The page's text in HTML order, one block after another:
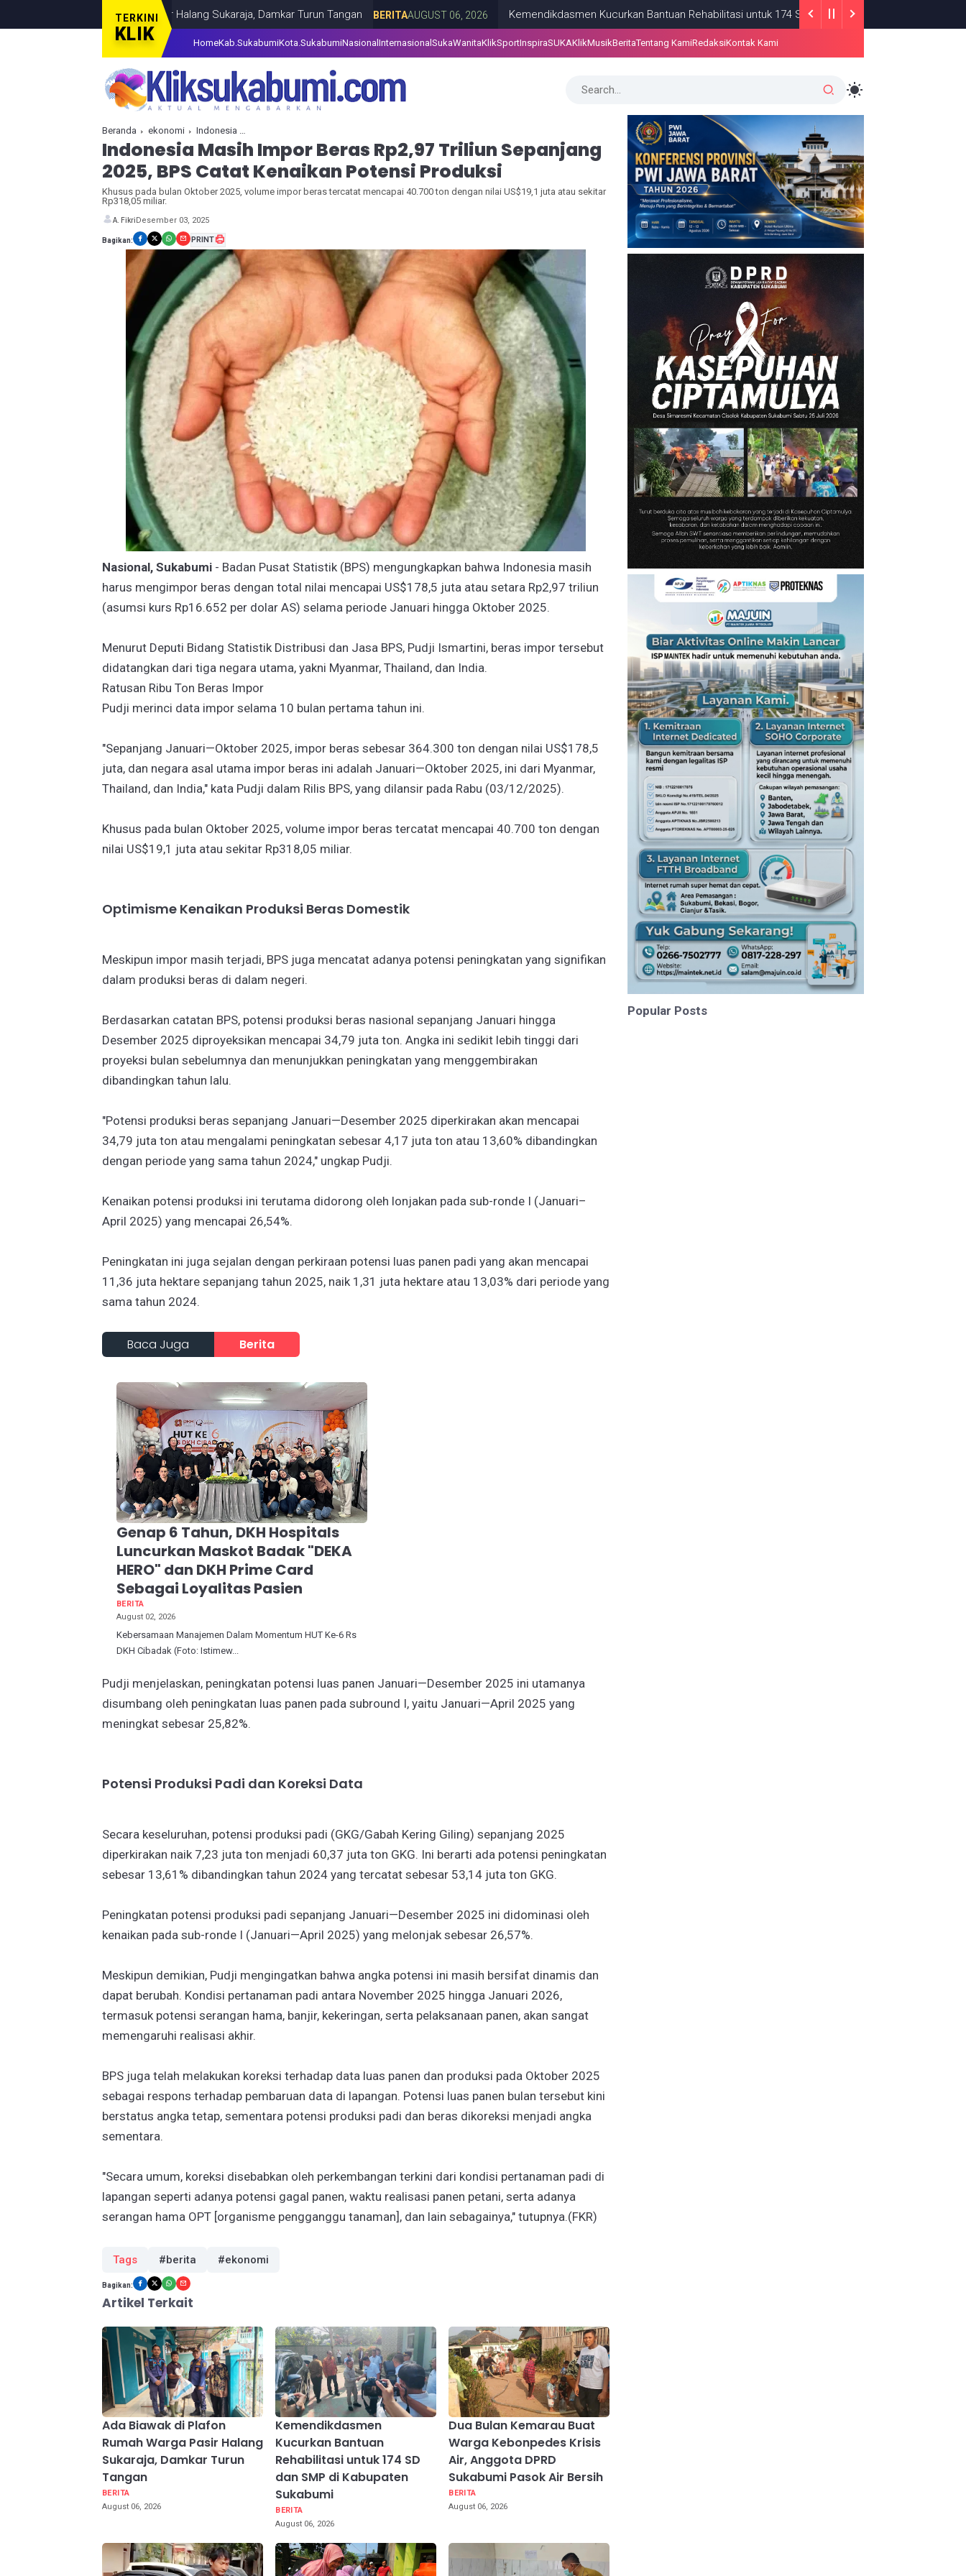
TERKINI
KLIK
Rumah Warga Pasir Halang Sukaraja, Damkar Turun Tangan BERITAAUGUST 06, 2026 Kemendikdasmen Kucurkan Bantuan Rehabilitasi untuk 174 SD dan SMP di Kabupaten Sukabumi
HomeKab.SukabumiKota.SukabumiNasional Internasional SukaWanitaKlikSportInspiraSUKAKlikMusikBeritaTentang KamiRedaksiKontak Kami
Beranda ekonomi Indonesia Masih Impor Beras Rp2,97 Triliun Sepanjang 2025, BPS Catat Kenaikan Potensi Produksi
Indonesia Masih Impor Beras Rp2,97 Triliun Sepanjang
2025, BPS Catat Kenaikan Potensi Produksi
Khusus pada bulan Oktober 2025, volume impor beras tercatat mencapai 40.700 ton dengan nilai US$19,1 juta atau sekitar
Rp318,05 miliar.
A. FikriDesember 03, 2025
Bagikan: PRINT
Nasional, Sukabumi - Badan Pusat Statistik (BPS) mengungkapkan bahwa Indonesia masih
harus mengimpor beras dengan total nilai mencapai US$178,5 juta atau setara Rp2,97 triliun
(asumsi kurs Rp16.652 per dolar AS) selama periode Januari hingga Oktober 2025.
Menurut Deputi Bidang Statistik Distribusi dan Jasa BPS, Pudji Ismartini, beras impor tersebut
didatangkan dari tiga negara utama, yakni Myanmar, Thailand, dan India.
Ratusan Ribu Ton Beras Impor
Pudji merinci data impor selama 10 bulan pertama tahun ini.
"Sepanjang Januari—Oktober 2025, impor beras sebesar 364.300 ton dengan nilai US$178,5
juta, dan negara asal utama impor beras ini adalah Januari—Oktober 2025, ini dari Myanmar,
Thailand, dan India," kata Pudji dalam Rilis BPS, yang dilansir pada Rabu (03/12/2025).
Khusus pada bulan Oktober 2025, volume impor beras tercatat mencapai 40.700 ton dengan
nilai US$19,1 juta atau sekitar Rp318,05 miliar.
Optimisme Kenaikan Produksi Beras Domestik
Meskipun impor masih terjadi, BPS juga mencatat adanya potensi peningkatan yang signifikan
dalam produksi beras di dalam negeri.
Berdasarkan catatan BPS, potensi produksi beras nasional sepanjang Januari hingga
Desember 2025 diproyeksikan mencapai 34,79 juta ton. Angka ini sedikit lebih tinggi dari
proyeksi bulan sebelumnya dan menunjukkan peningkatan yang menggembirakan
dibandingkan tahun lalu.
"Potensi produksi beras sepanjang Januari—Desember 2025 diperkirakan akan mencapai
34,79 juta ton atau mengalami peningkatan sebesar 4,17 juta ton atau 13,60% dibandingkan
dengan periode yang sama tahun 2024," ungkap Pudji.
Kenaikan potensi produksi ini terutama didorong oleh lonjakan pada sub-ronde I (Januari–
April 2025) yang mencapai 26,54%.
Peningkatan ini juga sejalan dengan perkiraan potensi luas panen padi yang akan mencapai
11,36 juta hektare sepanjang tahun 2025, naik 1,31 juta hektare atau 13,03% dari periode yang
sama tahun 2024.
Baca Juga Berita
Genap 6 Tahun, DKH Hospitals
Luncurkan Maskot Badak "DEKA
HERO" dan DKH Prime Card
Sebagai Loyalitas Pasien
BERITA
August 02, 2026
Kebersamaan Manajemen Dalam Momentum HUT Ke-6 Rs
DKH Cibadak (Foto: Istimew...
Pudji menjelaskan, peningkatan potensi luas panen Januari—Desember 2025 ini utamanya
disumbang oleh peningkatan luas panen pada subround I, yaitu Januari—April 2025 yang
meningkat sebesar 25,82%.
Potensi Produksi Padi dan Koreksi Data
Secara keseluruhan, potensi produksi padi (GKG/Gabah Kering Giling) sepanjang 2025
diperkirakan naik 7,23 juta ton menjadi 60,37 juta ton GKG. Ini berarti ada potensi peningkatan
sebesar 13,61% dibandingkan tahun 2024 yang tercatat sebesar 53,14 juta ton GKG.
Peningkatan potensi produksi padi sepanjang Januari—Desember 2025 ini didominasi oleh
kenaikan pada sub-ronde I (Januari—April 2025) yang melonjak sebesar 26,57%.
Meskipun demikian, Pudji mengingatkan bahwa angka potensi ini masih bersifat dinamis dan
dapat berubah. Kondisi pertanaman padi antara November 2025 hingga Januari 2026,
termasuk potensi serangan hama, banjir, kekeringan, serta pelaksanaan panen, akan sangat
memengaruhi realisasi akhir.
BPS juga telah melakukan koreksi terhadap data luas panen dan produksi pada Oktober 2025
sebagai respons terhadap pembaruan data di lapangan. Potensi luas panen bulan tersebut kini
berstatus angka tetap, sementara potensi produksi padi dan beras dikoreksi menjadi angka
sementara.
"Secara umum, koreksi disebabkan oleh perkembangan terkini dari kondisi pertanaman padi di
lapangan seperti adanya potensi gagal panen, waktu realisasi panen petani, serta adanya
serangan hama OPT [organisme pengganggu tanaman], dan lain sebagainya," tutupnya.(FKR)
Tags #berita #ekonomi
Bagikan:
Artikel Terkait
Ada Biawak di Plafon
Rumah Warga Pasir Halang
Sukaraja, Damkar Turun
Tangan
BERITA
August 06, 2026
Kemendikdasmen
Kucurkan Bantuan
Rehabilitasi untuk 174 SD
dan SMP di Kabupaten
Sukabumi
BERITA
August 06, 2026
Dua Bulan Kemarau Buat
Warga Kebonpedes Krisis
Air, Anggota DPRD
Sukabumi Pasok Air Bersih
BERITA
August 06, 2026
Popular Posts